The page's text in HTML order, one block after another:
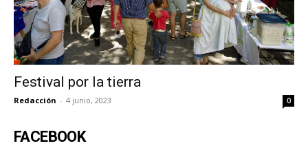
Festival por la tierra
Redacción - 4 junio, 2023 0
FACEBOOK